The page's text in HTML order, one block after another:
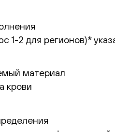
1-2 для регионов)*
материал
крови